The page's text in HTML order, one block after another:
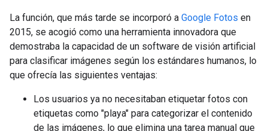
La función, que más tarde se incorporó a Google Fotos en
2015, se acogió como una herramienta innovadora que
demostraba la capacidad de un software de visión artificial
para clasificar imágenes según los estándares humanos, lo
que ofrecía las siguientes ventajas:
Los usuarios ya no necesitaban etiquetar fotos con
etiquetas como "playa" para categorizar el contenido
de las imágenes, lo que elimina una tarea manual que